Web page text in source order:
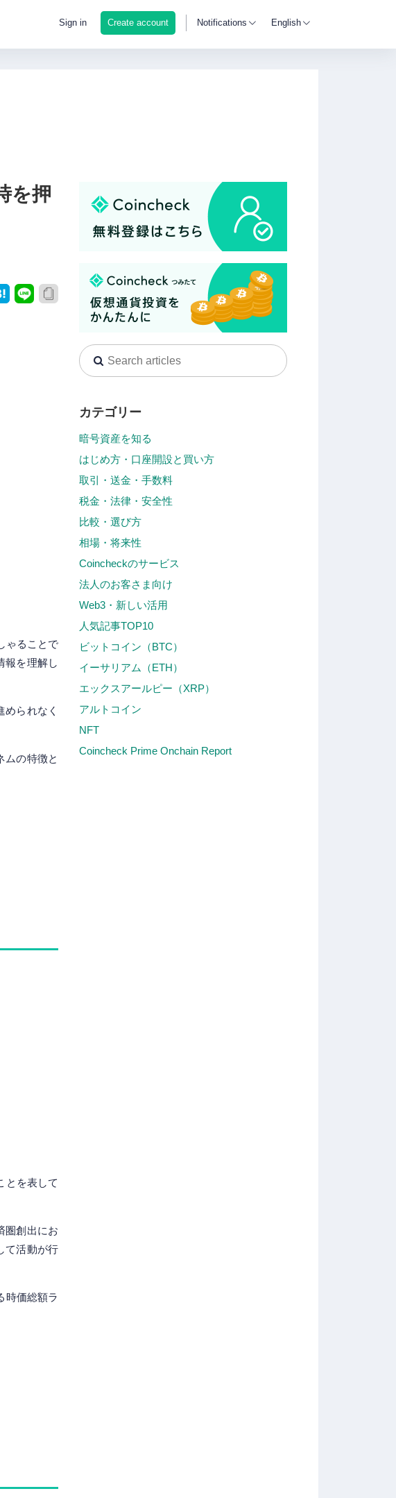
Sign in Create account Notifications English
を押
ゃることで
報を理解し
られなく
ムの特徴と
とを表して
圏創出にお
て活動が行
時価総額ラ
カテゴリー
暗号資産を知る
はじめ方・口座開設と買い方
取引・送金・手数料
税金・法律・安全性
比較・選び方
相場・将来性
Coincheckのサービス
法人のお客さま向け
Web3・新しい活用
人気記事TOP10
ビットコイン（BTC）
イーサリアム（ETH）
エックスアールピー（XRP）
アルトコイン
NFT
Coincheck Prime Onchain Report